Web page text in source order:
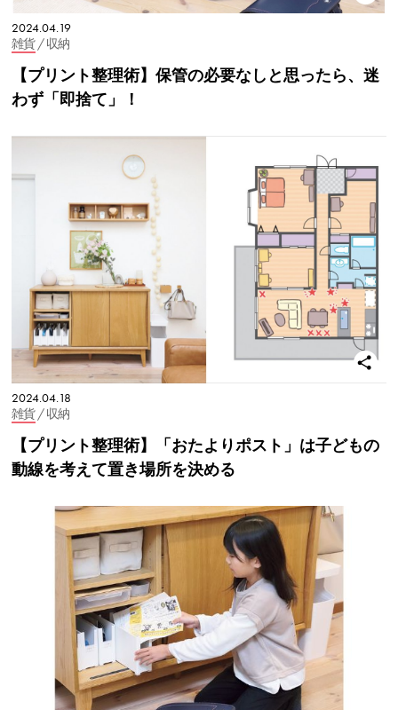
2024.04.19
雑貨/ 収納
【プリント整理術】保管の必要なしと思ったら、迷
わず「即捨て」！
2024.04.18
雑貨/ 収納
【プリント整理術】「おたよりポスト」は子どもの
動線を考えて置き場所を決める